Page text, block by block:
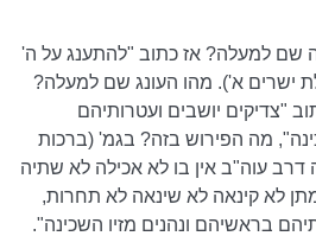
שם למעלה? אז כתוב "להתענג על ה'
ישרים א'). מהו העונג שם למעלה?
"צדיקים יושבים ועטרותיהם
מה הפירוש בזה? בגמ' (ברכות
דרב עוה"ב אין בו לא אכילה לא שתיה
לא קינאה לא שינאה לא תחרות,
בראשיהם ונהנים מזיו השכינה".